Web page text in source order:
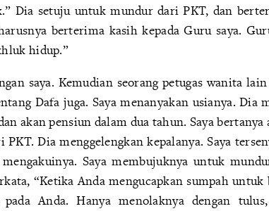
Dia setuju untuk mundur dari PKT, dan
berterima kasih kepada Guru saya.
hidup.”
saya. Kemudian seorang petugas wanita
Dafa juga. Saya menanyakan usianya. Dia
akan pensiun dalam dua tahun. Saya bertanya
Dia menggelengkan kepalanya. Saya
mengakuinya. Saya membujuknya untuk
“Ketika Anda mengucapkan sumpah untuk
Anda. Hanya menolaknya dengan